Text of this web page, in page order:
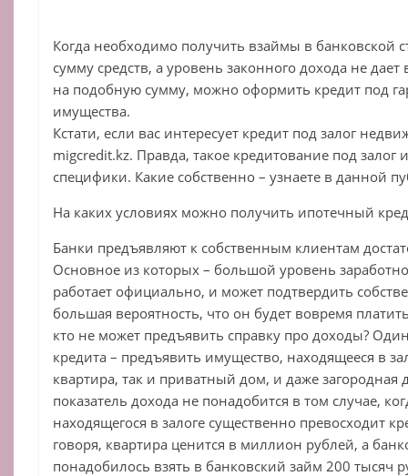
Когда необходимо получить взаймы в банковской
сумму средств, а уровень законного дохода не
на подобную сумму, можно оформить кредит под
имущества.
Кстати, если вас интересует кредит под залог
migcredit.kz. Правда, такое кредитование под залог
специфики. Какие собственно – узнаете в данной
На каких условиях можно получить ипотечный
Банки предъявляют к собственным клиентам
Основное из которых – большой уровень
работает официально, и может подтвердить
большая вероятность, что он будет вовремя
кто не может предъявить справку про доходы?
кредита – предъявить имущество, находящееся в
квартира, так и приватный дом, и даже загородная
показатель дохода не понадобится в том случае,
находящегося в залоге существенно превосходит
говоря, квартира ценится в миллион рублей, а
понадобилось взять в банковский займ 200 тысяч